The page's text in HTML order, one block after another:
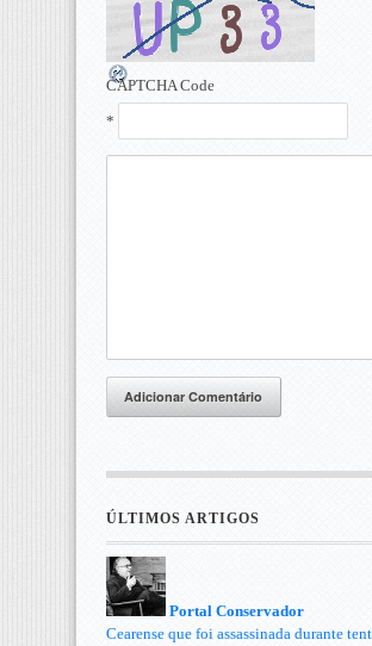
CAPTCHA Code
*
Adicionar Comentário
ÚLTIMOS ARTIGOS
Portal Conservador
Cearense que foi assassinada durante